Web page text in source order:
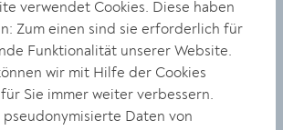
nächster Zeit folgt auch die
Hochwasserschutzes am Kremsfluss.
Millionen Euro.
Projekte und Depotoffensive
Kulturdenkmäler nimmt in der
verwendet Cookies. Diese haben
Zum einen sind sie erforderlich für
Funktionalität unserer Website.
wir mit Hilfe der Cookies
Sie immer weiter verbessern.
Daten von